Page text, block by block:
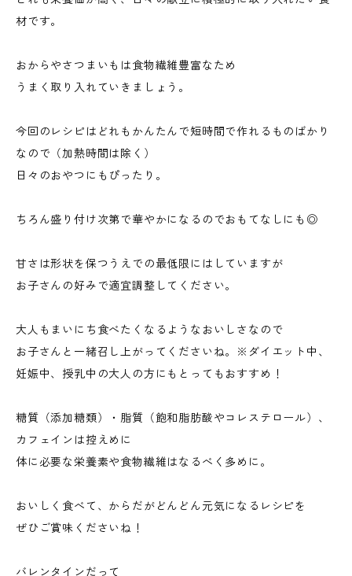
材です。
おからやさつまいもは食物繊維豊富なため
うまく取り入れていきましょう。
今回のレシピはどれもかんたんで短時間で作れるものばかり
なので（加熱時間は除く）
日々のおやつにもぴったり。
ちろん盛り付け次第で華やかになるのでおもてなしにも◎
甘さは形状を保つうえでの最低限にはしていますが
お子さんの好みで適宜調整してください。
大人もまいにち食べたくなるようなおいしさなので
お子さんと一緒召し上がってくださいね。※ダイエット中、
妊娠中、授乳中の大人の方にもとってもおすすめ！
糖質（添加糖類）・脂質（飽和脂肪酸やコレステロール）、
カフェインは控えめに
体に必要な栄養素や食物繊維はなるべく多めに。
おいしく食べて、からだがどんどん元気になるレシピを
ぜひご賞味くださいね！
バレンタインだって